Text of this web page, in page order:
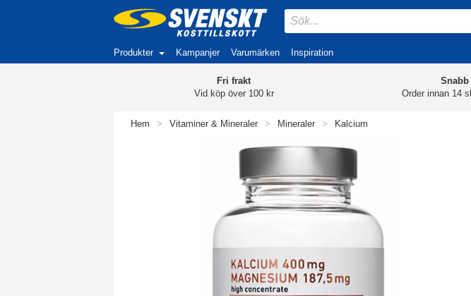
Produkter Kampanjer Varumärken Inspiration
Fri frakt
Vid köp över 100 kr
Snabb
Order innan 14
Hem > Vitaminer & Mineraler > Mineraler > Kalcium